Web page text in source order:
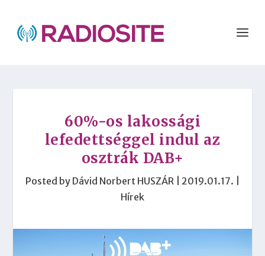
60%-os lakossági
lefedettséggel indul az
osztrák DAB+
Posted by Dávid Norbert HUSZÁR 2019.01.17.
Hírek